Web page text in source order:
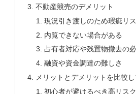
不動産競売のデメリット
現況引き渡しのため瑕疵リ
内覧できない場合がある
占有者対応や残置物撤去の
融資や資金調達の難しさ
メリットとデメリットを比較
初心者が避けるべき高リス